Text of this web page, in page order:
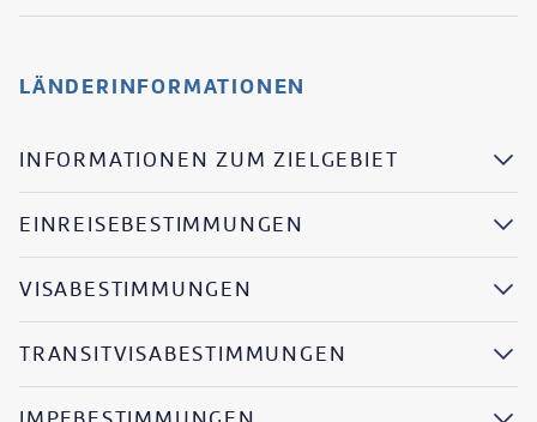
LÄNDERINFORMATIONEN
INFORMATIONEN ZUM ZIELGEBIET
EINREISEBESTIMMUNGEN
VISABESTIMMUNGEN
TRANSITVISABESTIMMUNGEN